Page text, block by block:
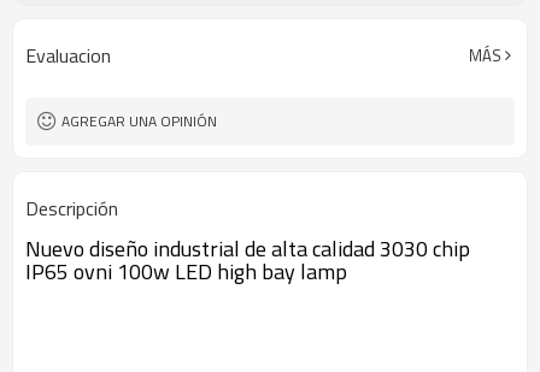
Ra>70
Evaluacion MÁS
AGREGAR UNA OPINIÓN
Descripción
Nuevo diseño industrial de alta calidad 3030 chip
IP65 ovni 100w LED high bay lamp